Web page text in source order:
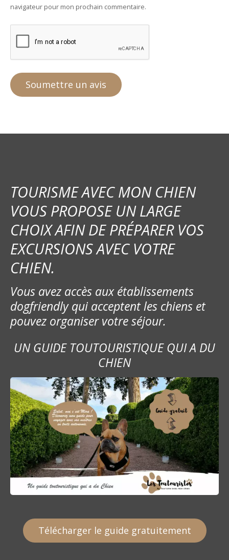
navigateur pour mon prochain commentaire.
TOURISME AVEC MON CHIEN
VOUS PROPOSE UN LARGE
CHOIX AFIN DE PRÉPARER VOS
EXCURSIONS AVEC VOTRE
CHIEN.
Vous avez accès aux établissements
dogfriendly qui acceptent les chiens et
pouvez organiser votre séjour.
UN GUIDE TOUTOURISTIQUE QUI A DU
CHIEN
Télécharger le guide gratuitement